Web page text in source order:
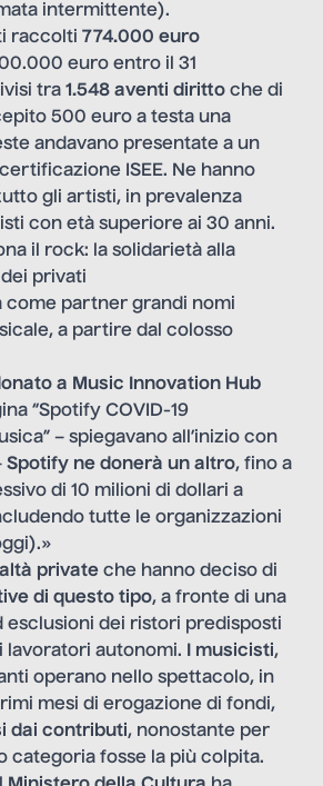
intermittente).
raccolti 774.000 euro
euro entro il 31
tra 1.548 aventi diritto che di
500 euro a testa una
andavano presentate a un
ISEE. Ne hanno
gli artisti, in prevalenza
con età superiore ai 30 anni.
il rock: la solidarietà alla
privati
come partner grandi nomi
a partire dal colosso
a Music Innovation Hub
“Spotify COVID-19
– spiegavano all’inizio con
Spotify ne donerà un altro, fino a
di 10 milioni di dollari a
tutte le organizzazioni
private che hanno deciso di
di questo tipo, a fronte di una
esclusioni dei ristori predisposti
lavoratori autonomi.
I musicisti,
operano nello spettacolo, in
mesi di erogazione di fondi,
dai contributi, nonostante per
categoria fosse la più colpita.